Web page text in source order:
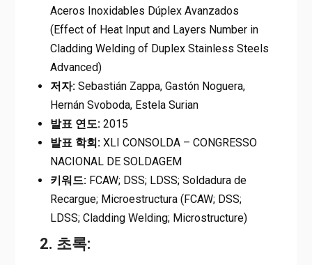
Aceros Inoxidables Dúplex Avanzados
(Effect of Heat Input and Layers Number in
Cladding Welding of Duplex Stainless Steels
Advanced)
저자:Sebastián Zappa, Gastón Noguera,
Hernán Svoboda, Estela Surian
발표 연도:2015
발표 학회:XLI CONSOLDA – CONGRESSO
NACIONAL DE SOLDAGEM
키워드:FCAW; DSS; LDSS; Soldadura de
Recargue; Microestructura (FCAW; DSS;
LDSS; Cladding Welding; Microstructure)
2. 초록: